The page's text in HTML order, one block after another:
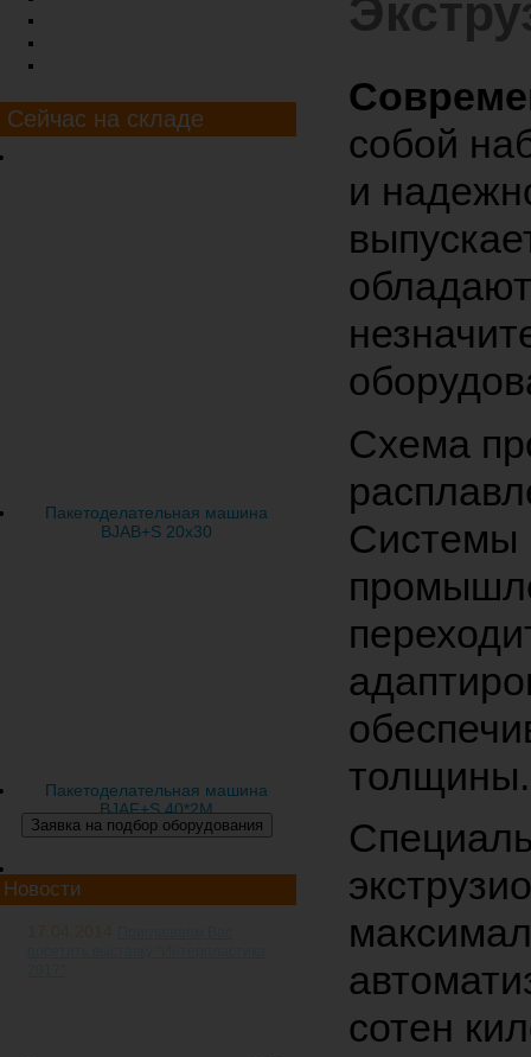
Сейчас на складе
Пакетоделательная машина
BJAB+S 20x30
Пакетоделательная машина
BJAF+S 40*2M
Новости
собой
и
Схема
Системы
сотен